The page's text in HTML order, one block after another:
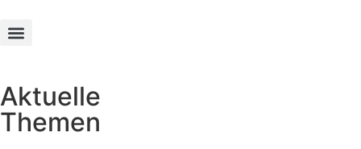
Aktuelle
Themen